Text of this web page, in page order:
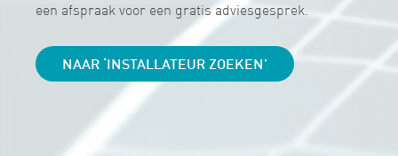
een afspraak voor een gratis adviesgesprek.
NAAR ‘INSTALLATEUR ZOEKEN’